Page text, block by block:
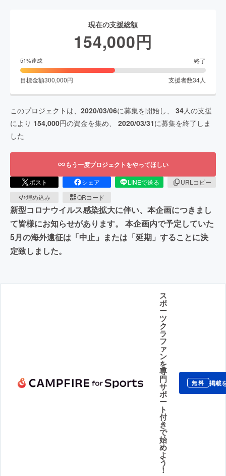
現在の支援総額
154,000円
51%達成 終了
目標金額300,000円 支援者数34人
このプロジェクトは、 2020/03/06に募集を開始し、 34人の支援
により 154,000円の資金を集め、 2020/03/31に募集を終了しま
した
もう一度プロジェクトをやってほしい
ポスト シェア LINEで送る
URLコピー
埋め込み
QRコード
新型コロナウイルス感染拡大に伴い、本企画につきまし
て皆様にお知らせがあります。 本企画内で予定していた
5月の海外遠征は「中止」または「延期」することに決
定致しました。
ス
ポ
ー
ツ
ク
ラ
フ
ァ
ン
を
専
門
サ
ポ
ー
ト
付
き
で
始
め
よ
う
！
無料 掲載